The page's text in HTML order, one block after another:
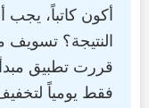
أكون كاتباً،
النتيجة؟ تسويف
فقط يومياً